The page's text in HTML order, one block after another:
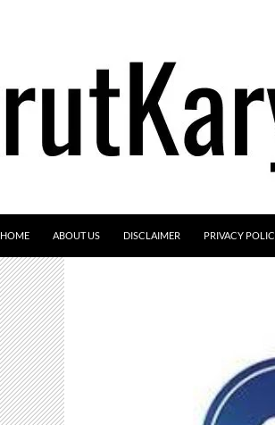
HOME ABOUT US DISCLAIMER PRIVACY